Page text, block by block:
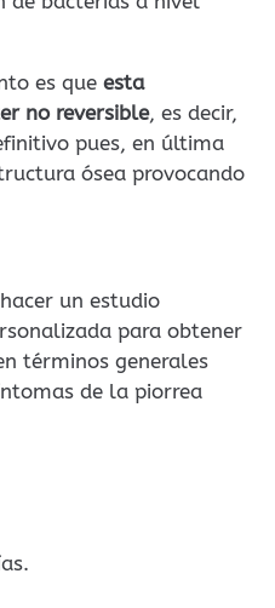
es que esta
no reversible, es decir,
pues, en última
ósea provocando
un estudio
para obtener
términos generales
de la piorrea